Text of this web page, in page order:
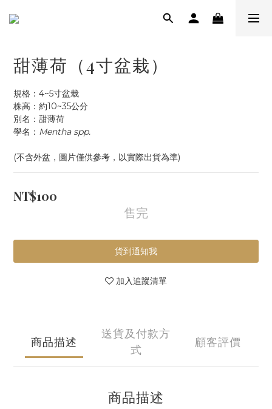
甜薄荷（4寸盆栽）
規格：4~5寸盆栽
株高：約10~35公分
別名：甜薄荷
學名： Mentha spp.
(不含外盆，圖片僅供參考，以實際出貨為準)
NT$100
售完
貨到通知我
加入追蹤清單
商品描述
送貨及付款方
式
顧客評價
商品描述